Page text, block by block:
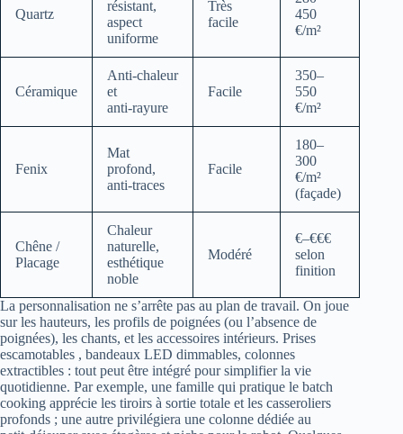
Quartz
résistant,
aspect
uniforme
Très
facile
450
€/m²
Céramique
Anti‑chaleur
et
anti‑rayure
Facile
350–
550
€/m²
Fenix
Mat
profond,
anti‑traces
Facile
180–
300
€/m²
(façade)
Chêne /
Placage
Chaleur
naturelle,
esthétique
noble
Modéré
€–€€€
selon
finition
La personnalisation ne s’arrête pas au plan de travail. On joue
sur les hauteurs, les profils de poignées (ou l’absence de
poignées), les chants, et les accessoires intérieurs. Prises
escamotables , bandeaux LED dimmables, colonnes
extractibles : tout peut être intégré pour simplifier la vie
quotidienne. Par exemple, une famille qui pratique le batch
cooking apprécie les tiroirs à sortie totale et les casseroliers
profonds ; une autre privilégiera une colonne dédiée au